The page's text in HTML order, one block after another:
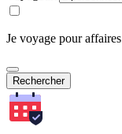
Je voyage pour affaires
Rechercher